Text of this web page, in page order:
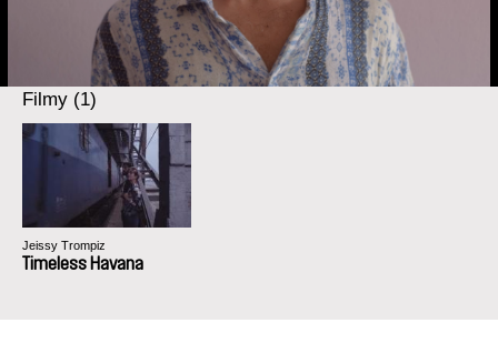
Filmy (1)
Jeissy Trompiz
Timeless Havana